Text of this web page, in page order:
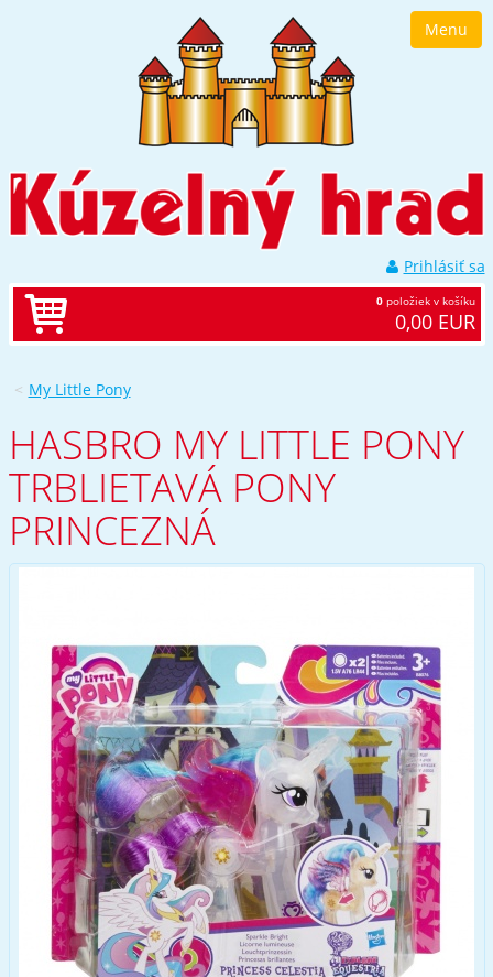
bočnému
stĺpci
Klávesové
Menu
Prihlásiť sa
0položiek v košíku
0,00 EUR
My Little Pony
HASBRO MY LITTLE PONY
TRBLIETAVÁ PONY
PRINCEZNÁ